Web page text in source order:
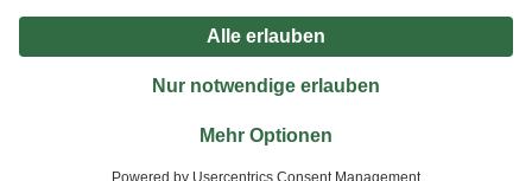
Privatsphäre Impressum
Nutzungsbedingungen
Widerrufsrecht
Vertrag widerrufen
© 2026 toom Baumarkt GmbH